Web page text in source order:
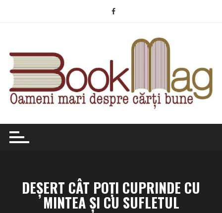
DEȘERT CÂT POȚI CUPRINDE CU
MINTEA ȘI CU SUFLETUL